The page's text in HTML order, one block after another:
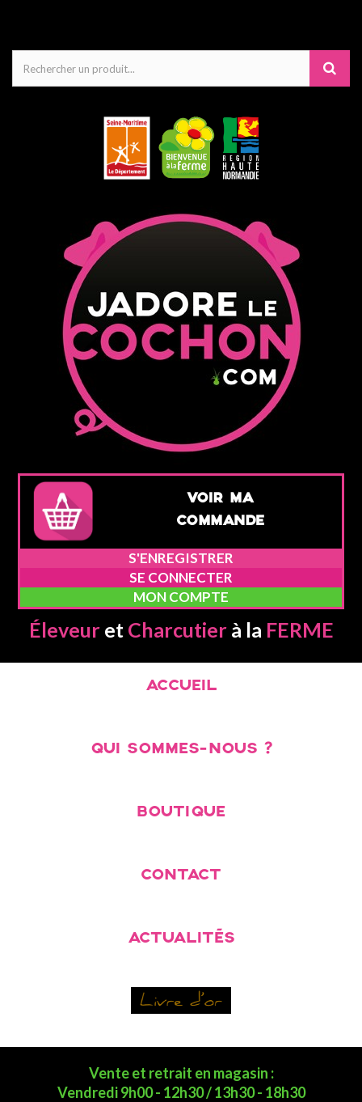
VOIR MA
COMMANDE
S'ENREGISTRER
SE CONNECTER
MON COMPTE
Éleveuret Charcutierà la FERME
ACCUEIL
QUI SOMMES-NOUS ?
BOUTIQUE
CONTACT
ACTUALITÉS
Vente et retrait en magasin :
Vendredi 9h00 - 12h30 / 13h30 - 18h30